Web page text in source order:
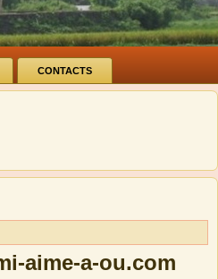
CONTACTS
aime-a-ou.com